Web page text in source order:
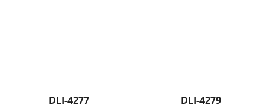
DLI-4277
DLI-4279